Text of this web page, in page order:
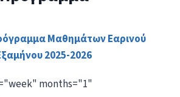
Μαθημάτων Εαρινού
2025-2026
months="1"